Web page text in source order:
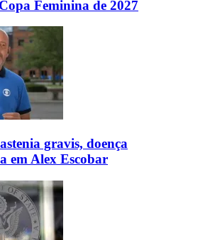
Feminina de 2027
gravis, doença
em Alex Escobar